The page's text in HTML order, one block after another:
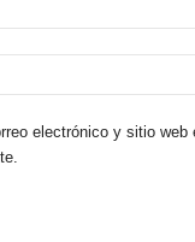
electrónico y sitio web